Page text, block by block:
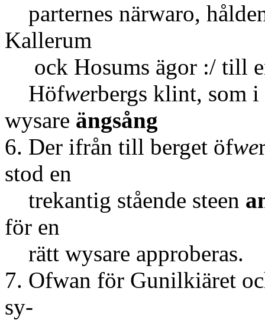
parternes närwaro,
Kallerum
ock Hosums ägor :/ till
Höfwerbergs klint, som
wysare ängsång
6. Der ifrån till berget öfwe
stod en
trekantig stående steen
för en
rätt wysare approberas.
7. Ofwan för Gunilkiäret
sy-